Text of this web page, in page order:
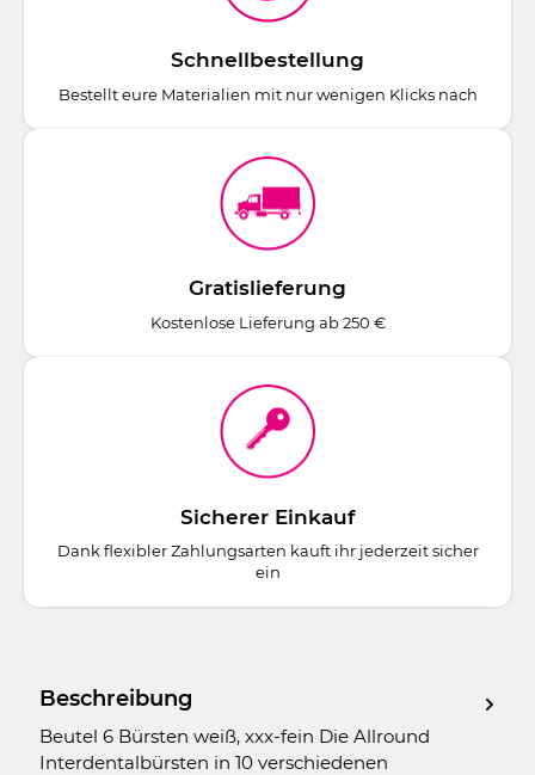
Schnellbestellung
Bestellt eure Materialien mit nur wenigen Klicks nach
Gratislieferung
Kostenlose Lieferung ab 250 €
Sicherer Einkauf
Dank flexibler Zahlungsarten kauft ihr jederzeit sicher
ein
Beschreibung
Beutel 6 Bürsten weiß, xxx-fein Die Allround
Interdentalbürsten in 10 verschiedenen